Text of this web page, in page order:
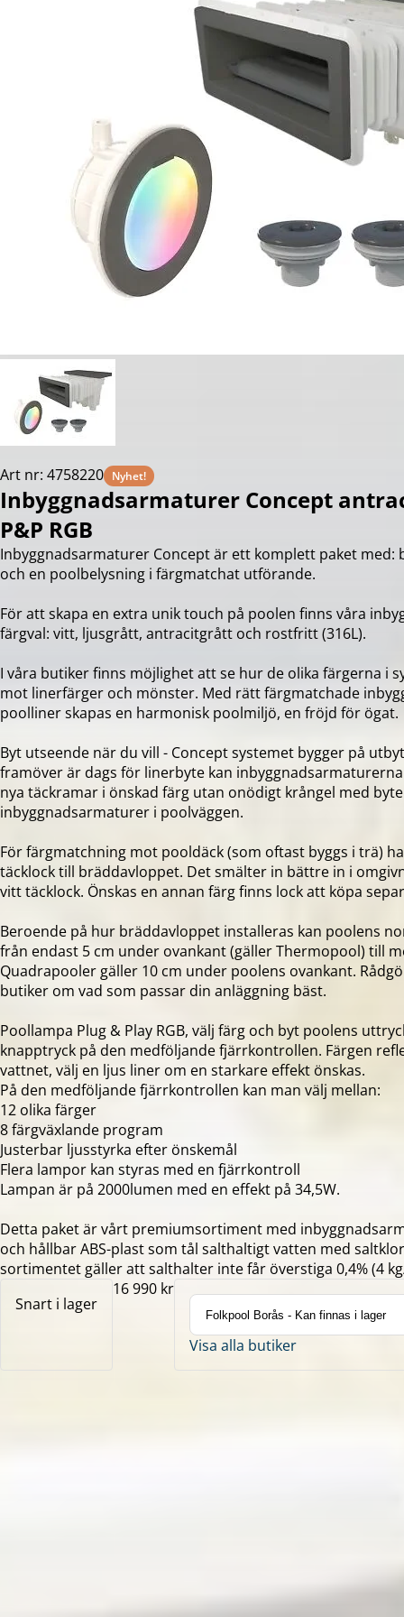
Art nr: 4758220 Nyhet!
Inbyggnadsarmaturer Concept
P&P RGB
Inbyggnadsarmaturer Concept är ett komplett paket med:
och en poolbelysning i färgmatchat utförande.
För att skapa en extra unik touch på poolen finns våra
färgval: vitt, ljusgrått, antracitgrått och rostfritt (316L).
I våra butiker finns möjlighet att se hur de olika färgerna i
mot linerfärger och mönster. Med rätt färgmatchade
poolliner skapas en harmonisk poolmiljö, en fröjd för ögat.
Byt utseende när du vill - Concept systemet bygger på
framöver är dags för linerbyte kan
nya täckramar i önskad färg utan onödigt krångel med
inbyggnadsarmaturer i poolväggen.
För färgmatchning mot pooldäck (som oftast byggs i trä)
täcklock till bräddavloppet. Det smälter in bättre in i
vitt täcklock. Önskas en annan färg finns lock att köpa
Beroende på hur bräddavloppet installeras kan poolens
från endast 5 cm under ovankant (gäller Thermopool) till
Quadrapooler gäller 10 cm under poolens ovankant.
butiker om vad som passar din anläggning bäst.
Poollampa Plug & Play RGB, välj färg och byt poolens
knapptryck på den medföljande fjärrkontrollen. Färgen
vattnet, välj en ljus liner om en starkare effekt önskas.
På den medföljande fjärrkontrollen kan man välj mellan:
12 olika färger
8 färgväxlande program
Justerbar ljusstyrka efter önskemål
Flera lampor kan styras med en fjärrkontroll
Lampan är på 2000lumen med en effekt på 34,5W.
Detta paket är vårt premiumsortiment med
och hållbar ABS-plast som tål salthaltigt vatten med
sortimentet gäller att salthalter inte får överstiga 0,4% (4
Snart i lager
16 990 kr
Visa alla butiker